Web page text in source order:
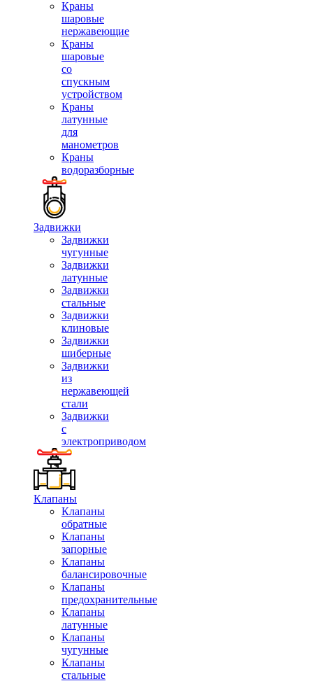
Краны
шаровые
нержавеющие
Краны
шаровые
со
спускным
устройством
Краны
латунные
для
манометров
Краны
водоразборные
Задвижки
Задвижки
чугунные
Задвижки
латунные
Задвижки
стальные
Задвижки
клиновые
Задвижки
шиберные
Задвижки
из
нержавеющей
стали
Задвижки
с
электроприводом
Клапаны
Клапаны
обратные
Клапаны
запорные
Клапаны
балансировочные
Клапаны
предохранительные
Клапаны
латунные
Клапаны
чугунные
Клапаны
стальные